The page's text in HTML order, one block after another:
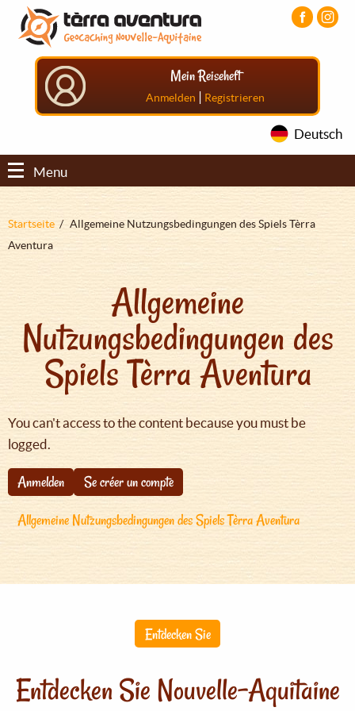
Direkt
zum
Inhalt
Aller
menu
principal
Aller
pied
Mein Reiseheft
Anmelden | Registrieren
Deutsch
Menu
Pfadnavigation
Startseite
Allgemeine Nutzungsbedingungen des Spiels Tèrra
Aventura
Allgemeine
Nutzungsbedingungen des
Spiels Tèrra Aventura
You can't access to the content because you must be
logged.
Anmelden
Se créer un compte
Allgemeine Nutzungsbedingungen des Spiels Tèrra Aventura
Entdecken Sie
Entdecken Sie Nouvelle-Aquitaine